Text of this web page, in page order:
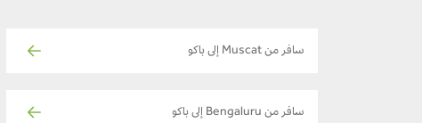
سافر من Muscat إلى باكو
سافر من Bengaluru إلى باكو